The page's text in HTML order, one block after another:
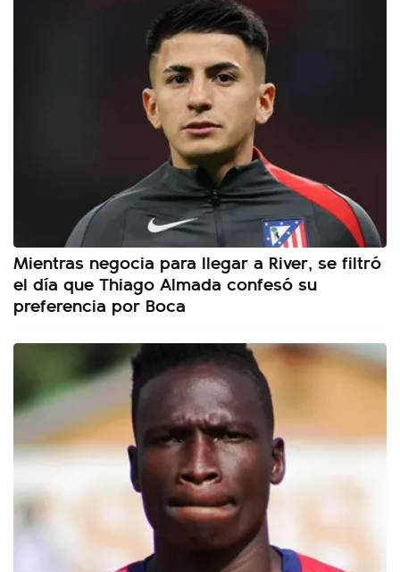
Mientras negocia para llegar a River, se filtró
el día que Thiago Almada confesó su
preferencia por Boca